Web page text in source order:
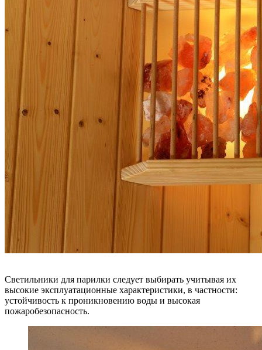
Светильники для парилки следует выбирать учитывая их
высокие эксплуатационные характеристики, в частности:
устойчивость к проникновению воды и высокая
пожаробезопасность.